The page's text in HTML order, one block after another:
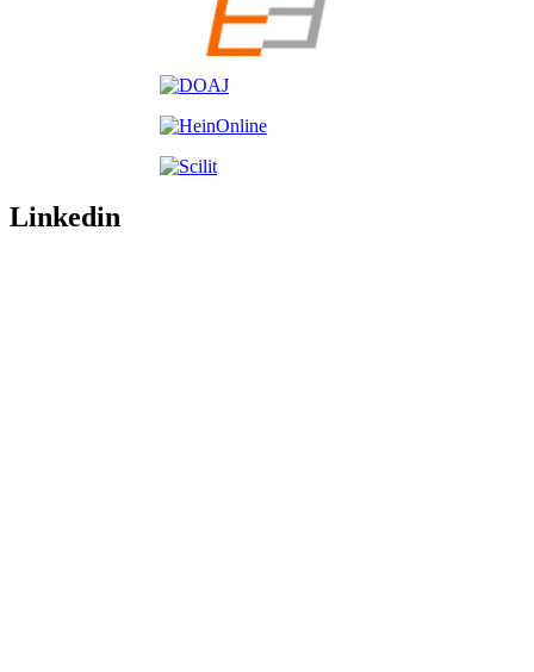
Linkedin